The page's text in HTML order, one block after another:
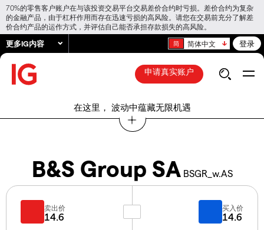
70%的零售客户账户在与该投资交易平台交易差价合约时亏损。差价合约为复杂
的金融产品，由于杠杆作用而存在迅速亏损的高风险。请您在交易前充分了解差
价合约产品的运作方式，并评估自己能否承担存款损失的高风险。
更多IG内容 简体中文 登录
申请真实账户
在这里， 波动中蕴藏无限机遇
B&S Group SA BSGR_w.AS
卖出价
14.6
买入价
14.6